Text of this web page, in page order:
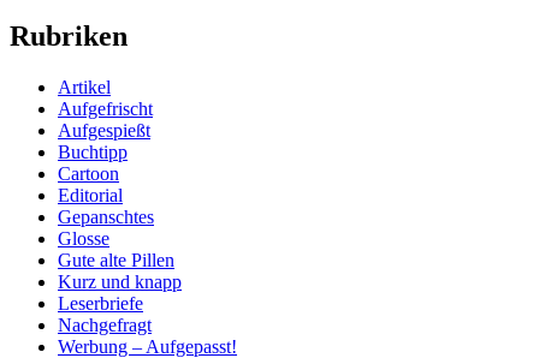
Rubriken
Artikel
Aufgefrischt
Aufgespießt
Buchtipp
Cartoon
Editorial
Gepanschtes
Glosse
Gute alte Pillen
Kurz und knapp
Leserbriefe
Nachgefragt
Werbung – Aufgepasst!